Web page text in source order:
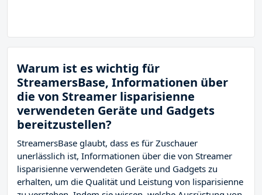
Warum ist es wichtig für
StreamersBase, Informationen über
die von Streamer lisparisienne
verwendeten Geräte und Gadgets
bereitzustellen?
StreamersBase glaubt, dass es für Zuschauer
unerlässlich ist, Informationen über die von Streamer
lisparisienne verwendeten Geräte und Gadgets zu
erhalten, um die Qualität und Leistung von lisparisienne